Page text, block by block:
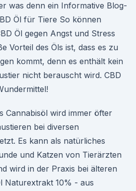
was denn ein Informative Blog-
Öl für Tiere So können
Öl gegen Angst und Stress
Vorteil des Öls ist, dass es zu
kommt, denn es enthält kein
nicht berauscht wird. CBD
Cannabisöl wird immer öfter
bei diversen
Es kann als natürliches
und Katzen von Tierärzten
wird in der Praxis bei älteren
Naturextrakt 10% - aus